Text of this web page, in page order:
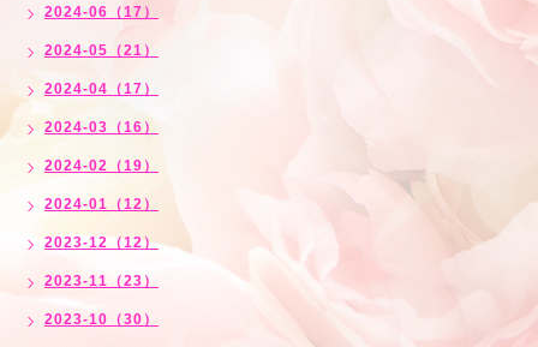
2024-06（17）
2024-05（21）
2024-04（17）
2024-03（16）
2024-02（19）
2024-01（12）
2023-12（12）
2023-11（23）
2023-10（30）